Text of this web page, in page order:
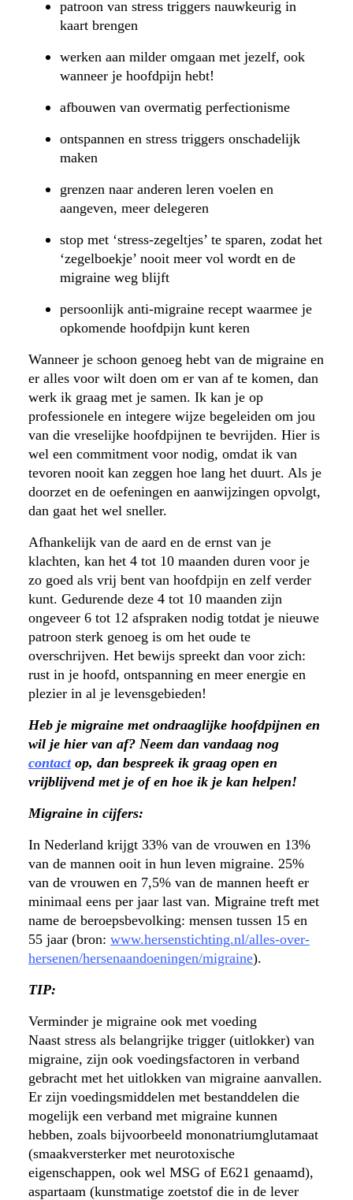
patroon van stress triggers nauwkeurig in
kaart brengen
werken aan milder omgaan met jezelf, ook
wanneer je hoofdpijn hebt!
afbouwen van overmatig perfectionisme
ontspannen en stress triggers onschadelijk
maken
grenzen naar anderen leren voelen en
aangeven, meer delegeren
stop met ‘stress-zegeltjes’ te sparen, zodat het
‘zegelboekje’ nooit meer vol wordt en de
migraine weg blijft
persoonlijk anti-migraine recept waarmee je
opkomende hoofdpijn kunt keren
Wanneer je schoon genoeg hebt van de migraine en
er alles voor wilt doen om er van af te komen, dan
werk ik graag met je samen. Ik kan je op
professionele en integere wijze begeleiden om jou
van die vreselijke hoofdpijnen te bevrijden. Hier is
wel een commitment voor nodig, omdat ik van
tevoren nooit kan zeggen hoe lang het duurt. Als je
doorzet en de oefeningen en aanwijzingen opvolgt,
dan gaat het wel sneller.
Afhankelijk van de aard en de ernst van je
klachten, kan het 4 tot 10 maanden duren voor je
zo goed als vrij bent van hoofdpijn en zelf verder
kunt. Gedurende deze 4 tot 10 maanden zijn
ongeveer 6 tot 12 afspraken nodig totdat je nieuwe
patroon sterk genoeg is om het oude te
overschrijven. Het bewijs spreekt dan voor zich:
rust in je hoofd, ontspanning en meer energie en
plezier in al je levensgebieden!
Heb je migraine met ondraaglijke hoofdpijnen en
wil je hier van af? Neem dan vandaag nog
contactop, dan bespreek ik graag open en
vrijblijvend met je of en hoe ik je kan helpen!
Migraine in cijfers:
In Nederland krijgt 33% van de vrouwen en 13%
van de mannen ooit in hun leven migraine. 25%
van de vrouwen en 7,5% van de mannen heeft er
minimaal eens per jaar last van. Migraine treft met
name de beroepsbevolking: mensen tussen 15 en
55 jaar (bron: www.hersenstichting.nl/alles-over-
hersenen/hersenaandoeningen/migraine).
TIP:
Verminder je migraine ook met voeding
Naast stress als belangrijke trigger (uitlokker) van
migraine, zijn ook voedingsfactoren in verband
gebracht met het uitlokken van migraine aanvallen.
Er zijn voedingsmiddelen met bestanddelen die
mogelijk een verband met migraine kunnen
hebben, zoals bijvoorbeeld mononatriumglutamaat
(smaakversterker met neurotoxische
eigenschappen, ook wel MSG of E621 genaamd),
aspartaam (kunstmatige zoetstof die in de lever